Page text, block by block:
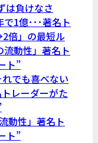
は負けなさ
1億･･･著名ト
倍」の最短ル
動性」著名ト
ト”
でも喜べない
レーダーがた
動性」著名ト
ト”